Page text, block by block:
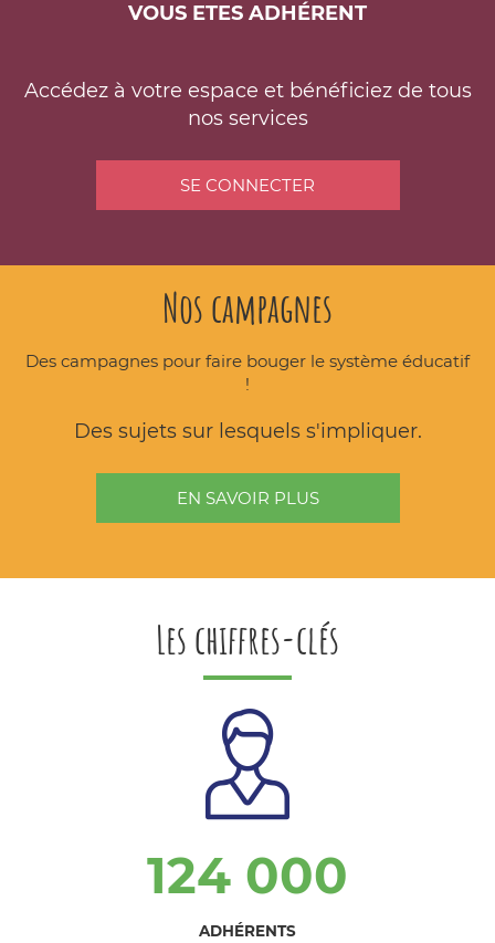
VOUS ETES ADHÉRENT
Accédez à votre espace et bénéficiez de tous
nos services
SE CONNECTER
Nos campagnes
Des campagnes pour faire bouger le système éducatif
!
Des sujets sur lesquels s'impliquer.
EN SAVOIR PLUS
Les chiffres-clés
124 000
ADHÉRENTS